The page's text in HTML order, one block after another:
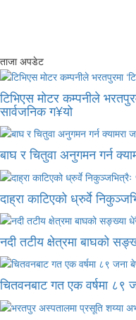
ताजा अपडेट
टिभिएस मोटर कम्पनीले
सार्वजनिक ग¥यो
बाघ र चितुवा अनुगमन गर्न
दाह्रा काटिएको ध्रुर्वे
नदी तटीय क्षेत्रमा बाघको
चितवनबाट गत एक वर्षमा ८९